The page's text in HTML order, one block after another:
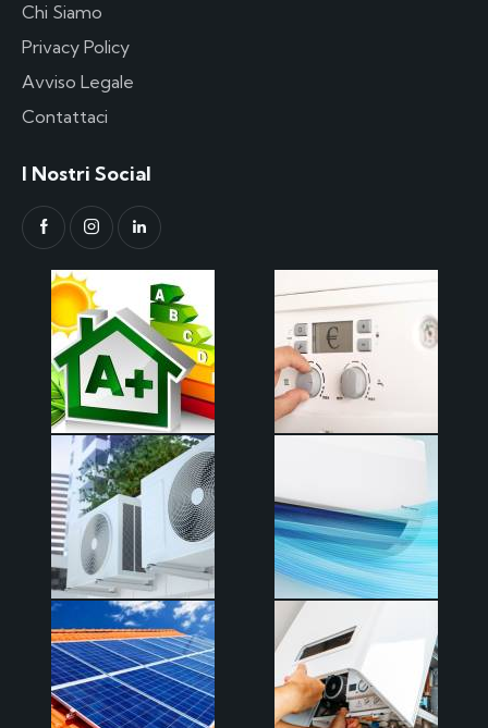
Chi Siamo
Privacy Policy
Avviso Legale
Contattaci
I Nostri Social